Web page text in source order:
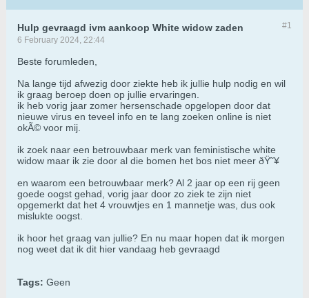
#1
Hulp gevraagd ivm aankoop White widow zaden
6 February 2024, 22:44
Beste forumleden,
Na lange tijd afwezig door ziekte heb ik jullie hulp nodig en wil
ik graag beroep doen op jullie ervaringen.
ik heb vorig jaar zomer hersenschade opgelopen door dat
nieuwe virus en teveel info en te lang zoeken online is niet
okÃ© voor mij.
ik zoek naar een betrouwbaar merk van feministische white
widow maar ik zie door al die bomen het bos niet meer ðŸ˜¥
en waarom een betrouwbaar merk? Al 2 jaar op een rij geen
goede oogst gehad, vorig jaar door zo ziek te zijn niet
opgemerkt dat het 4 vrouwtjes en 1 mannetje was, dus ook
mislukte oogst.
ik hoor het graag van jullie? En nu maar hopen dat ik morgen
nog weet dat ik dit hier vandaag heb gevraagd
Tags: Geen